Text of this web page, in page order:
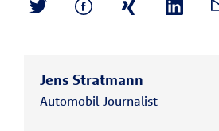
Jens Stratmann
Automobil-Journalist